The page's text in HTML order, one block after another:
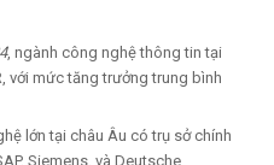
, ngành công nghệ thông tin tại
với mức tăng trưởng trung bình
lớn tại châu Âu có trụ sở chính
Siemens, và Deutsche